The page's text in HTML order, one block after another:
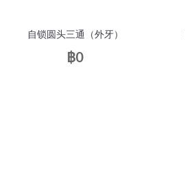
自锁圆头三通（外牙）
฿0